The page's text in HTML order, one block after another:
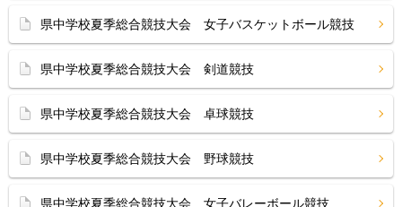
県中学校夏季総合競技大会 女子バスケットボール競技
県中学校夏季総合競技大会 剣道競技
県中学校夏季総合競技大会 卓球競技
県中学校夏季総合競技大会 野球競技
県中学校夏季総合競技大会 女子バレーボール競技